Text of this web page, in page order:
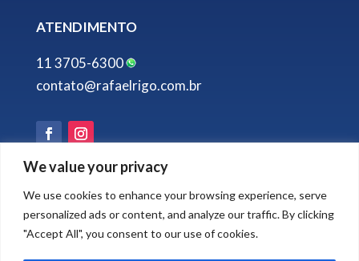
We value your privacy
We use cookies to enhance your browsing experience, serve
personalized ads or content, and analyze our traffic. By clicking
"Accept All", you consent to our use of cookies.
ATENDIMENTO
11 3705-6300
contato@rafaelrigo.com.br
Desenvolvido por